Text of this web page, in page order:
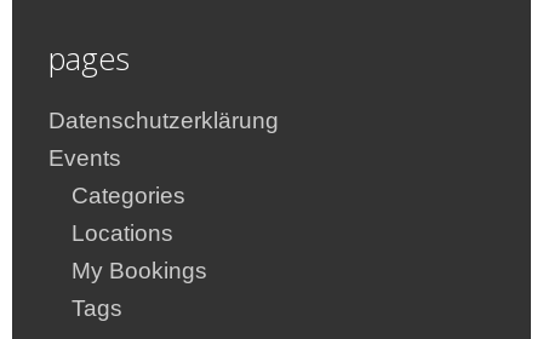
pages
Datenschutzerklärung
Events
Categories
Locations
My Bookings
Tags